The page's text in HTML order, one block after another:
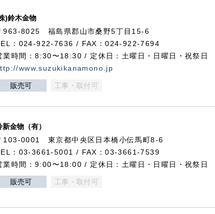
)鈴木金物
963-8025 福島県郡山市桑野5丁目15-6
：024-922-7636 / FAX：024-922-7694
業時間：8:30〜18:30 / 定休日：土曜日・日曜日・祝祭日
www.suzukikanamono.jp
販売可 工事・取付可
新金物（有）
103-0001 東京都中央区日本橋小伝馬町8-6
：03-3661-5001 / FAX：03-3661-7539
業時間：9:00〜18:00 / 定休日：土曜日・日曜日・祝祭日
販売可 工事・取付可